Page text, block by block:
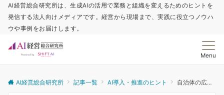
AI経営総合研究所は、生成AIの活用で業務と組織を変えるためのヒントを
発信する法人向けメディアです。経営から現場まで、実践に役立つノウハ
ウや事例をお届けします。
Menu
AI経営総合研究所 記事一覧 AI導入・推進のヒント 自治体の広報DX完全ガイド｜AI×SNS活用で変わる発信戦略